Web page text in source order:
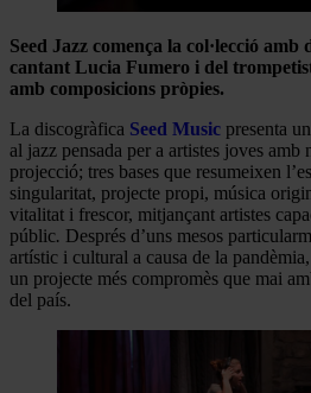
Seed Jazz comença la col·lecció
cantant Lucia Fumero i del
amb composicions pròpies.
La discogràfica Seed Music presenta
al jazz pensada per a artistes joves amb
projecció; tres bases que resumeixen
singularitat, projecte propi, música
vitalitat i frescor, mitjançant artistes
públic. Després d’uns mesos
artístic i cultural a causa de la
un projecte més compromès que mai
del país.